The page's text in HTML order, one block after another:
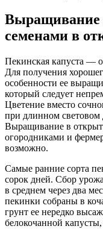
Выращивание
семенами в
Пекинская капуста —
Для получения
особенности ее
который следует
Цветение вместо
при длинном световом
Выращивание в
огородниками и
возможно.
Самые ранние сорта
сорок дней. Сбор
в среднем через два
пекинки собраны в
грунт ее нередко
белокочанной